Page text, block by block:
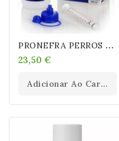
P
RONEFRA PERROS Y GATOS
23,50 €
Adicionar Ao Carrinho